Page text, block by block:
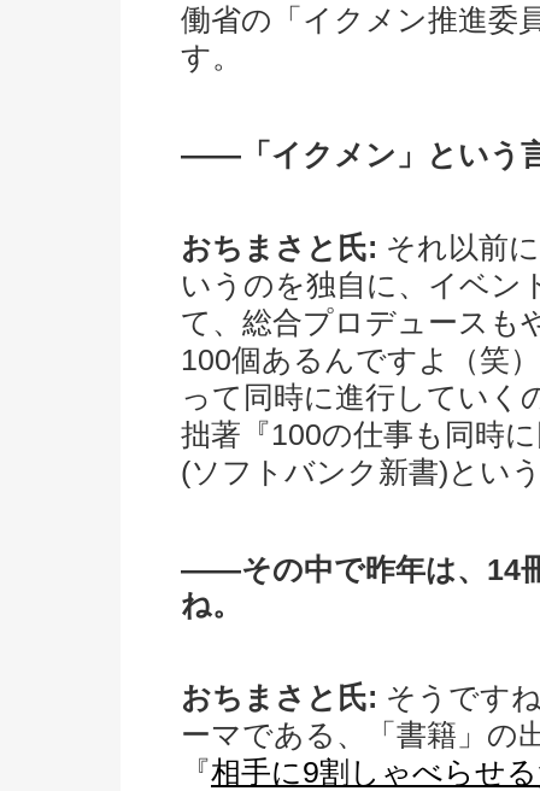
働省の「イクメン推進委
す。
――「イクメン」という
おちまさと氏: それ以前
いうのを独自に、イベン
て、総合プロデュースも
100個あるんですよ（笑
って同時に進行していく
拙著『100の仕事も同時
(ソフトバンク新書)とい
――その中で昨年は、14
ね。
おちまさと氏: そうです
ーマである、「書籍」の
『相手に9割しゃべらせ